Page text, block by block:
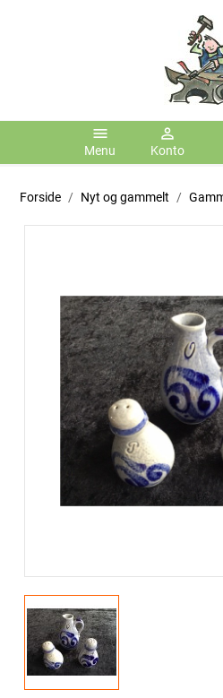
menu
Menu
person_outline
Konto
Forside Nyt og gammelt